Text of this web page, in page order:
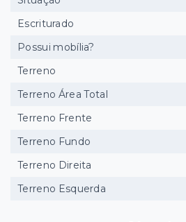
Escriturado
Possui mobília?
Terreno
Terreno Área Total
Terreno Frente
Terreno Fundo
Terreno Direita
Terreno Esquerda